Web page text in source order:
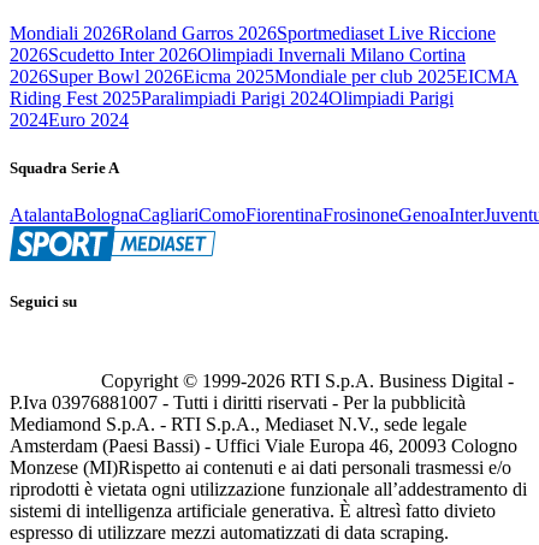
Mondiali 2026Roland Garros 2026Sportmediaset Live Riccione
2026Scudetto Inter 2026Olimpiadi Invernali Milano Cortina
2026Super Bowl 2026Eicma 2025Mondiale per club 2025EICMA
Riding Fest 2025Paralimpiadi Parigi 2024Olimpiadi Parigi
2024Euro 2024
Squadra Serie A
AtalantaBolognaCagliariComoFiorentinaFrosinoneGenoaInter
Seguici su
Copyright © 1999-2026 RTI S.p.A. Business Digital -
P.Iva 03976881007 - Tutti i diritti riservati - Per la pubblicità
Mediamond S.p.A. - RTI S.p.A., Mediaset N.V., sede legale
Amsterdam (Paesi Bassi) - Uffici Viale Europa 46, 20093 Cologno
Monzese (MI)Rispetto ai contenuti e ai dati personali trasmessi e/o
riprodotti è vietata ogni utilizzazione funzionale all’addestramento di
sistemi di intelligenza artificiale generativa. È altresì fatto divieto
espresso di utilizzare mezzi automatizzati di data scraping.